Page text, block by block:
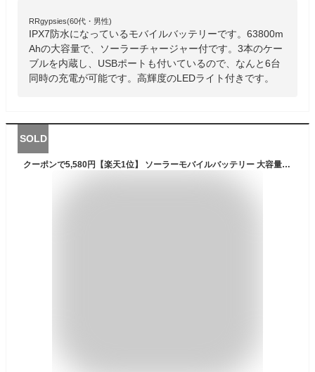
RRgypsies(60代・男性)
IPX7防水になっているモバイルバッテリーです。63800m
Ahの大容量で、ソーラーチャージャー付です。3本のケー
ブルを内蔵し、USBポートも付いているので、なんと6台
同時の充電が可能です。高輝度のLEDライト付きです。
SOLD
クーポンで5,580円【楽天1位】 ソーラーモバイルバッテリー 大容量 モバイルバッテリー 22.5W/PD18W 63200mAh 急速充電 ソーラーチャージャー 6台同時充電 3本ケーブル内蔵+USBポート 5way蓄電 IPX7防水 モバイルバッテリー 高輝度 LEDライト付き 父の日 ギフト